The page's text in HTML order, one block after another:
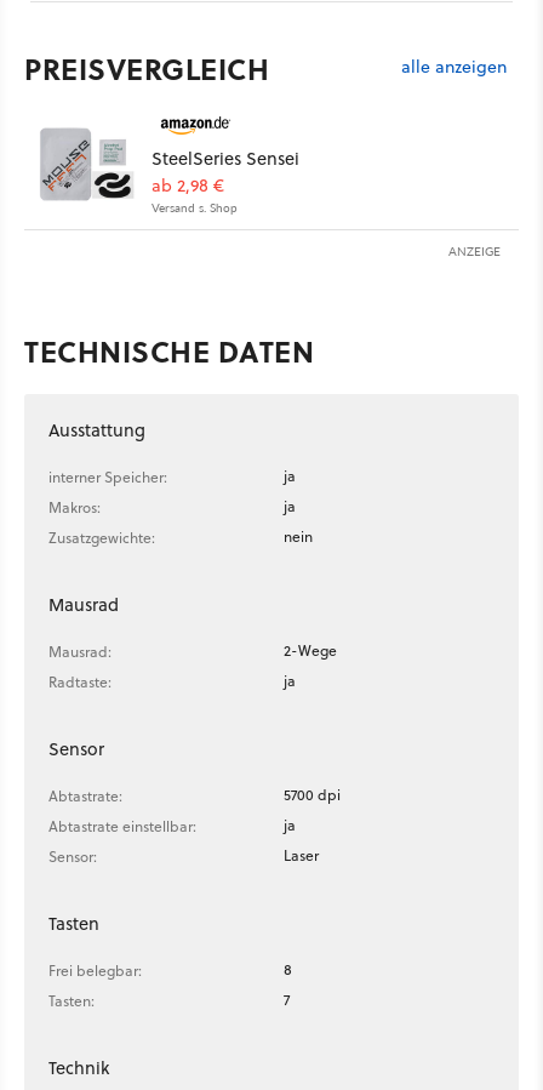
PREISVERGLEICH alle anzeigen
SteelSeries Sensei
ab 2,98 €
Versand s. Shop
ANZEIGE
TECHNISCHE DATEN
Ausstattung
interner Speicher:
ja
Makros:
ja
Zusatzgewichte:
nein
Mausrad
Mausrad:
2-Wege
Radtaste:
ja
Sensor
Abtastrate:
5700 dpi
Abtastrate einstellbar:
ja
Sensor:
Laser
Tasten
Frei belegbar:
8
Tasten:
7
Technik